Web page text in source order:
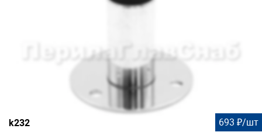
k232 693 ₽/шт